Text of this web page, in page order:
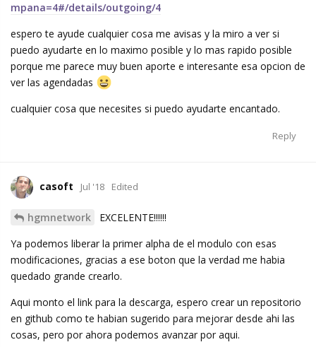
mpana=4#/details/outgoing/4
espero te ayude cualquier cosa me avisas y la miro a ver si
puedo ayudarte en lo maximo posible y lo mas rapido posible
porque me parece muy buen aporte e interesante esa opcion de
ver las agendadas
cualquier cosa que necesites si puedo ayudarte encantado.
Reply
casoft Jul '18 Edited
hgmnetwork
EXCELENTE!!!!!!
Ya podemos liberar la primer alpha de el modulo con esas
modificaciones, gracias a ese boton que la verdad me habia
quedado grande crearlo.
Aqui monto el link para la descarga, espero crear un repositorio
en github como te habian sugerido para mejorar desde ahi las
cosas, pero por ahora podemos avanzar por aqui.